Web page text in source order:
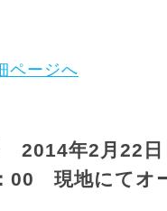
ページへ
2014年2月22
00 現地にてオ